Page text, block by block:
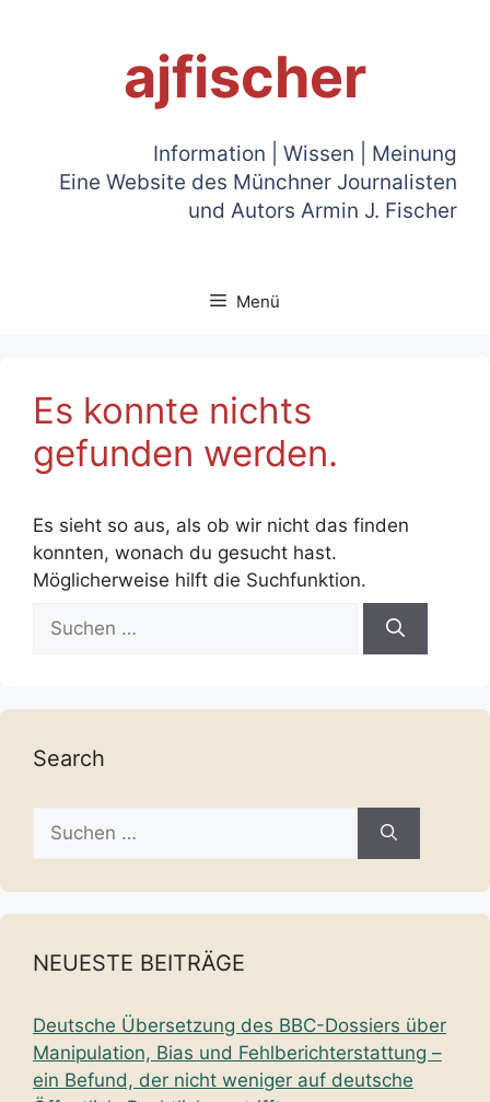
ajfischer
Information | Wissen | Meinung
Eine Website des Münchner Journalisten
und Autors Armin J. Fischer
Menü
Es konnte nichts
gefunden werden.
Es sieht so aus, als ob wir nicht das finden
konnten, wonach du gesucht hast.
Möglicherweise hilft die Suchfunktion.
Suche
nach:
Search
Suche
nach:
NEUESTE BEITRÄGE
Deutsche Übersetzung des BBC-Dossiers über
Manipulation, Bias und Fehlberichterstattung –
ein Befund, der nicht weniger auf deutsche